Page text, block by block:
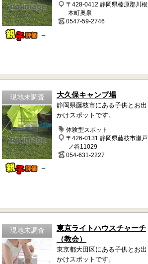
－
〒428-0412 静岡県榛原郡川根
本町奥泉
0547-59-2746
現地未調査
－
大久保キャンプ場
静岡県藤枝市にある子供とお出
かけスポットです。
体験型スポット
〒426-0131 静岡県藤枝市瀬戸
ノ谷11029
054-631-2227
現地未調査
東京ライトハウスチャーチ
（教会）
東京都大田区にある子供とお出
かけスポットです。